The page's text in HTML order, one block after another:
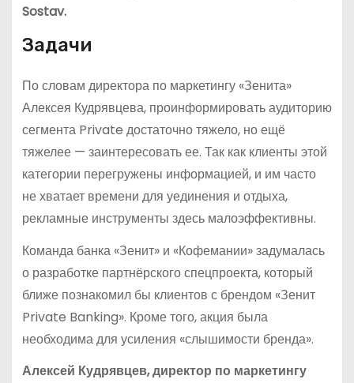
Sostav.
Задачи
По словам директора по маркетингу «Зенита»
Алексея Кудрявцева, проинформировать аудиторию
сегмента Private достаточно тяжело, но ещё
тяжелее — заинтересовать ее. Так как клиенты этой
категории перегружены информацией, и им часто
не хватает времени для уединения и отдыха,
рекламные инструменты здесь малоэффективны.
Команда банка «Зенит» и «Кофемании» задумалась
о разработке партнёрского спецпроекта, который
ближе познакомил бы клиентов с брендом «Зенит
Private Banking». Кроме того, акция была
необходима для усиления «слышимости бренда».
Алексей Кудрявцев, директор по маркетингу